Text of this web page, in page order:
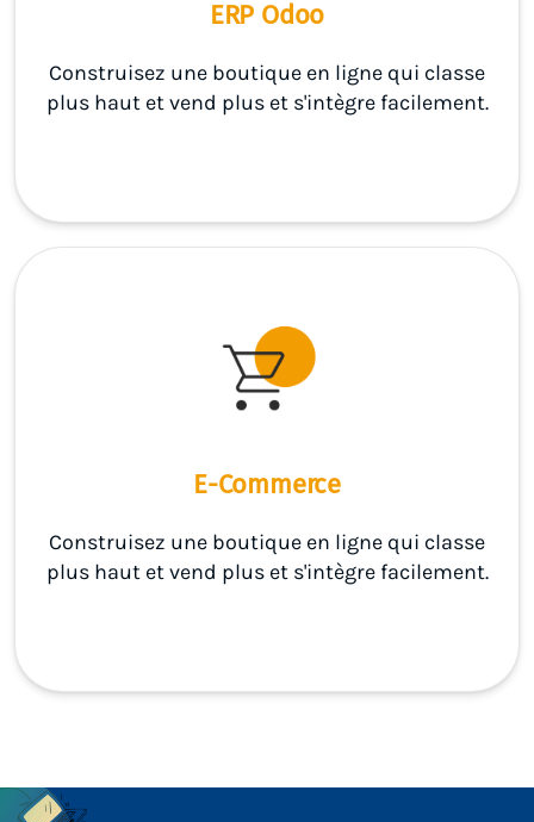
ERP Odoo
Construisez une boutique en ligne qui classe
plus haut et vend plus et s'intègre facilement.
E-Commerce
Construisez une boutique en ligne qui classe
plus haut et vend plus et s'intègre facilement.